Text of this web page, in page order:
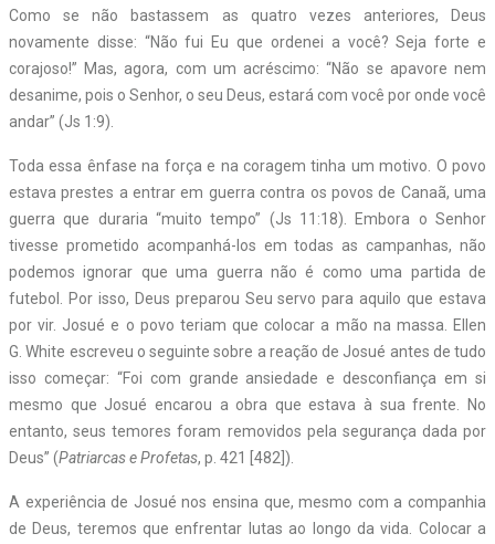
Como se não bastassem as quatro vezes anteriores, Deus
novamente disse: “Não fui Eu que ordenei a você? Seja forte e
corajoso!” Mas, agora, com um acréscimo: “Não se apavore nem
desanime, pois o Senhor, o seu Deus, estará com você por onde você
andar” (Js 1:9).
Toda essa ênfase na força e na coragem tinha um motivo. O povo
estava prestes a entrar em guerra contra os povos de Canaã, uma
guerra que duraria “muito tempo” (Js 11:18). Embora o Senhor
tivesse prometido acompanhá-los em todas as campanhas, não
podemos ignorar que uma guerra não é como uma partida de
futebol. Por isso, Deus preparou Seu servo para aquilo que estava
por vir. Josué e o povo teriam que colocar a mão na massa. Ellen
G. White escreveu o seguinte sobre a reação de Josué antes de tudo
isso começar: “Foi com grande ansiedade e desconfiança em si
mesmo que Josué encarou a obra que estava à sua frente. No
entanto, seus temores foram removidos pela segurança dada por
Deus” (Patriarcas e Profetas, p. 421 [482]).
A experiência de Josué nos ensina que, mesmo com a companhia
de Deus, teremos que enfrentar lutas ao longo da vida. Colocar a